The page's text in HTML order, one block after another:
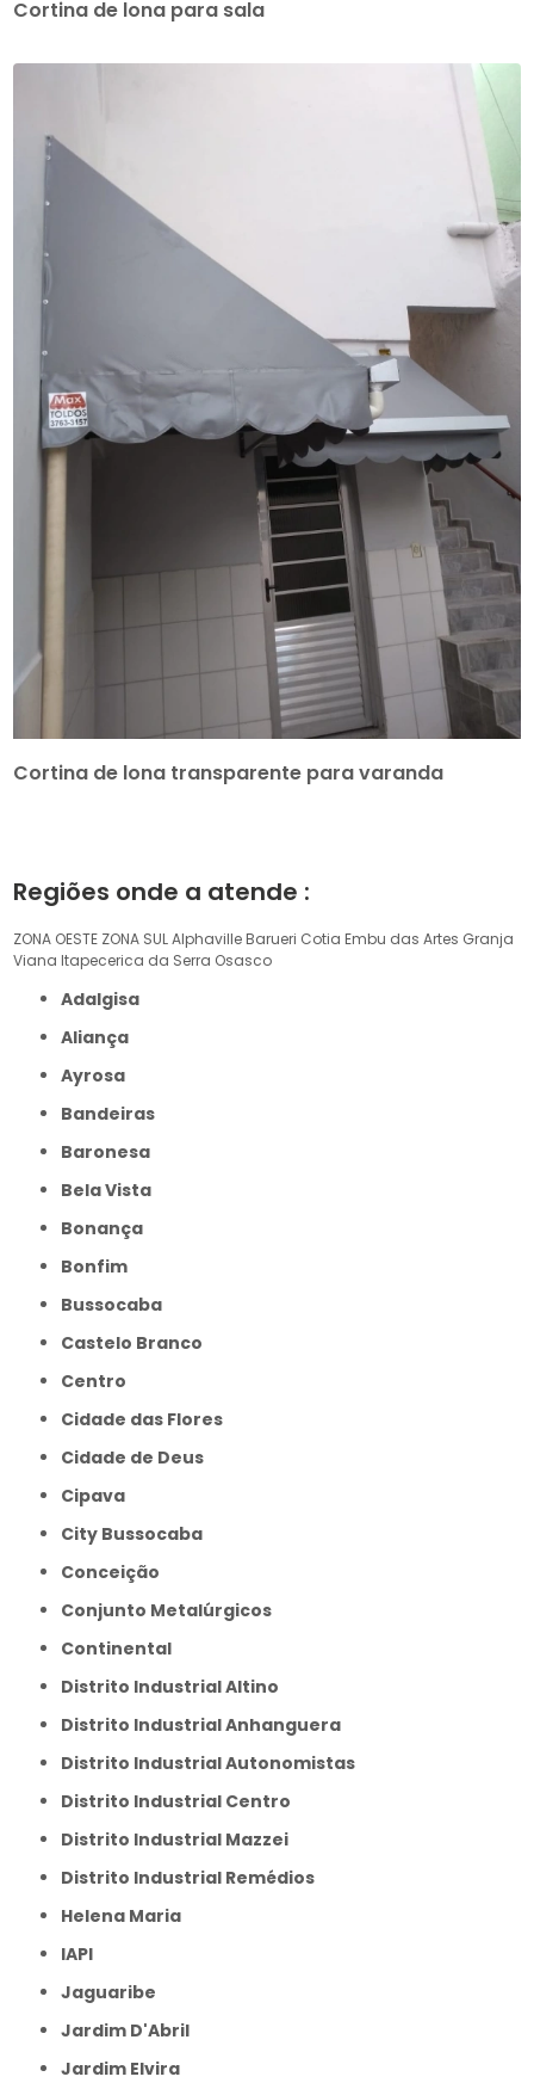
Cortina de lona para sala
Cortina de lona transparente para varanda
Regiões onde a atende :
ZONA OESTE ZONA SULAlphaville Barueri Cotia Embu das Artes Granja
Viana Itapecerica da Serra Osasco
Adalgisa
Aliança
Ayrosa
Bandeiras
Baronesa
Bela Vista
Bonança
Bonfim
Bussocaba
Castelo Branco
Centro
Cidade das Flores
Cidade de Deus
Cipava
City Bussocaba
Conceição
Conjunto Metalúrgicos
Continental
Distrito Industrial Altino
Distrito Industrial Anhanguera
Distrito Industrial Autonomistas
Distrito Industrial Centro
Distrito Industrial Mazzei
Distrito Industrial Remédios
Helena Maria
IAPI
Jaguaribe
Jardim D'Abril
Jardim Elvira